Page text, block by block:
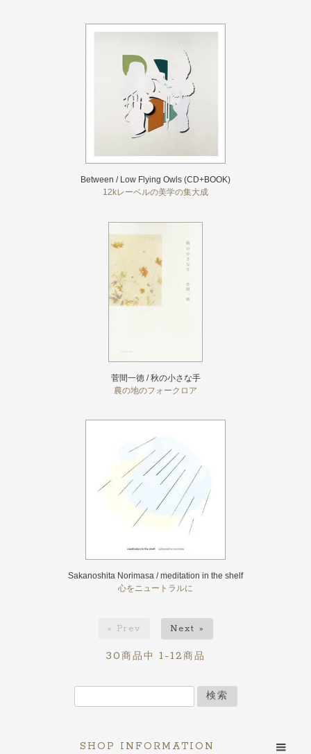
Between / Low Flying Owls (CD+BOOK)
12kレーベルの美学の集大成
菅間一徳 / 秋の小さな手
農の地のフォークロア
Sakanoshita Norimasa / meditation in the shelf
心をニュートラルに
« Prev Next »
30 商品中 1-12 商品
検索
SHOP INFORMATION